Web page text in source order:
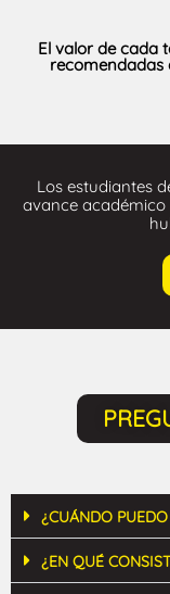
El valor de cada
recomendadas
Los estudiantes
avance
¿CUÁNDO
¿EN QUÉ